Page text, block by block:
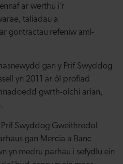
ar werthu i’r
taliadau a
gontractau refeniw aml-
gan y Prif Swyddog
yn 2011 ar ôl profiad
gwrth-olchi arian,
Swyddog Gweithredol
gan Mercia a Banc
yn medru parhau i sefydlu ein